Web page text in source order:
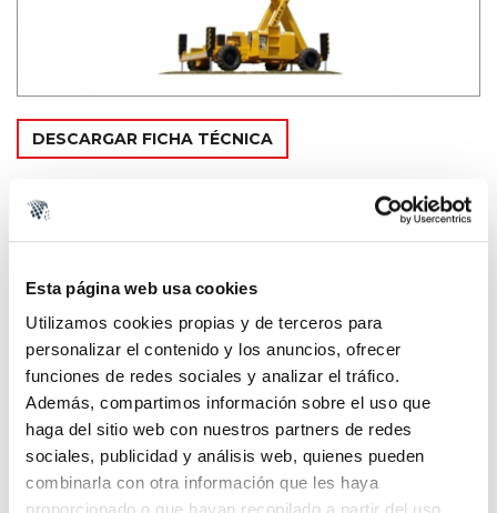
Esta página web usa cookies
Utilizamos cookies propias y de terceros para
personalizar el contenido y los anuncios, ofrecer
funciones de redes sociales y analizar el tráfico.
Además, compartimos información sobre el uso que
haga del sitio web con nuestros partners de redes
sociales, publicidad y análisis web, quienes pueden
combinarla con otra información que les haya
DESCARGAR FICHA TÉCNICA
PARQUE
ALQUILER
HAULOTTE
MODELO
H-15 SXL
TIPO
PLATAFORMAS DE TIJERA
MOTOR
DIESEL
ALTURA
15 METROS